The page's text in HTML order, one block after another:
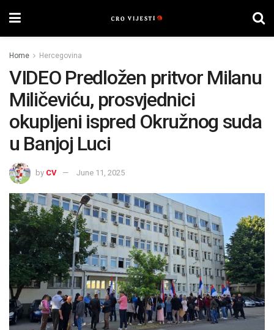
Home Hercegovina
VIDEO Predložen pritvor Milanu
Miličeviću, prosvjednici
okupljeni ispred Okružnog suda
u Banjoj Luci
by CV June 11, 2025